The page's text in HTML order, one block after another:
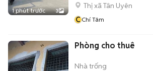
1 phút trước 3
Thị xã Tân Uyên
CChí Tâm
Phòng cho thuê
Nhà trống